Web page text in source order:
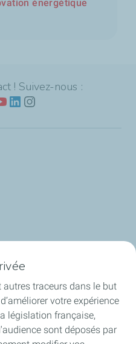
énergétique
! Suivez-nous :
traceurs dans le but
votre expérience
législation française,
sont déposés par